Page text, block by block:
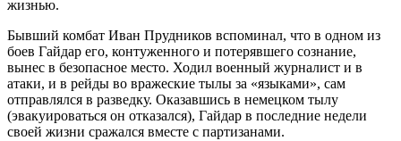
жизнью.
Бывший комбат Иван Прудников вспоминал, что в одном из
боев Гайдар его, контуженного и потерявшего сознание,
вынес в безопасное место. Ходил военный журналист и в
атаки, и в рейды во вражеские тылы за «языками», сам
отправлялся в разведку. Оказавшись в немецком тылу
(эвакуироваться он отказался), Гайдар в последние недели
своей жизни сражался вместе с партизанами.